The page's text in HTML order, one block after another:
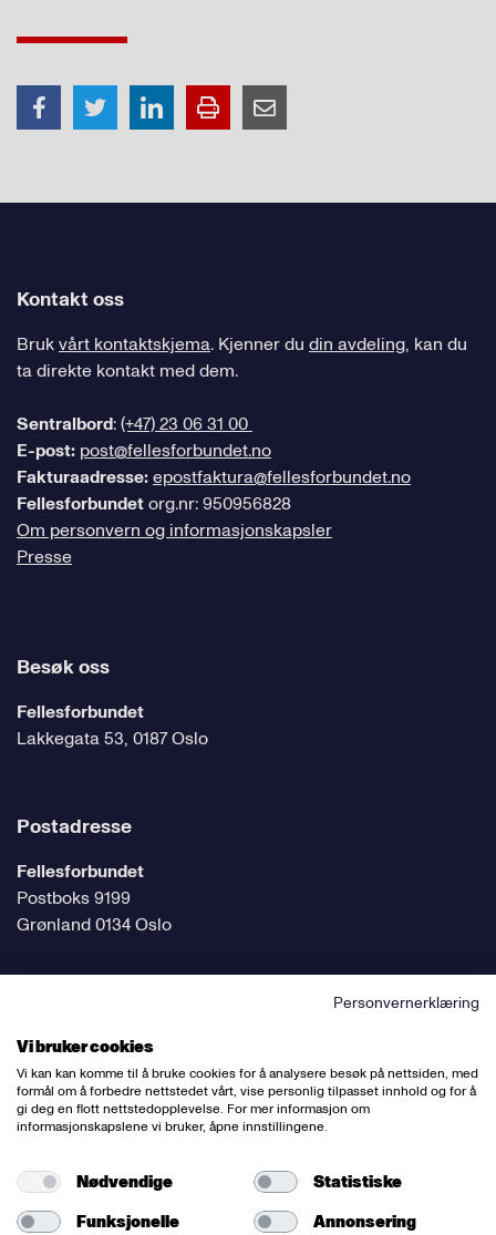
Kontakt oss
Brukvårt kontaktskjema. Kjenner du din avdeling, kan du
ta direkte kontakt med dem.
Sentralbord:(+47) 23 06 31 00
E-post: post@fellesforbundet.no
Fakturaadresse:epostfaktura@fellesforbundet.no
Fellesforbundetorg.nr: 950956828
Om personvern og informasjonskapsler
Presse
Besøk oss
Fellesforbundet
Lakkegata 53, 0187 Oslo
Postadresse
Fellesforbundet
Postboks 9199
Grønland 0134 Oslo
Følg oss på sosiale medier
Nettredaktør:Willy Bergsnov
Varsling og etiske retningslinjer
Personvernerklæring
Vi bruker cookies
Vi kan kan komme til å bruke cookies for å analysere besøk på nettsiden, med
formål om å forbedre nettstedet vårt, vise personlig tilpasset innhold og for å
gi deg en flott nettstedopplevelse. For mer informasjon om
informasjonskapslene vi bruker, åpne innstillingene.
Nødvendige
Statistiske
Funksjonelle
Annonsering